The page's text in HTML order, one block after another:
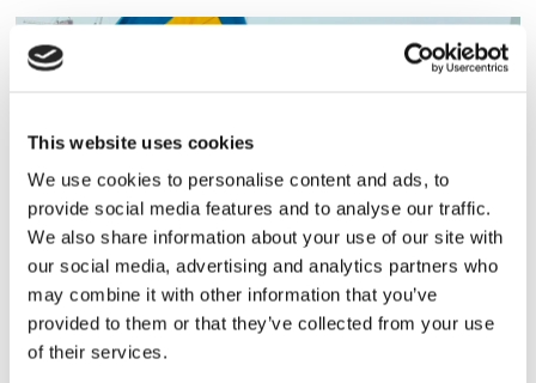
This website uses cookies
We use cookies to personalise content and ads, to
provide social media features and to analyse our traffic.
We also share information about your use of our site with
our social media, advertising and analytics partners who
may combine it with other information that you’ve
provided to them or that they’ve collected from your use
of their services.
Sirius tar leverans av
nybygge